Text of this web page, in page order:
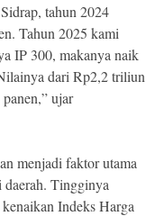
tahun 2024
Tahun 2025 kami
IP 300, makanya naik
dari Rp2,2 triliun
ujar
menjadi faktor utama
Tingginya
Indeks Harga